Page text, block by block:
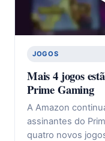
JOGOS
Mais 4 jogos
Prime Gaming
A Amazon
assinantes do
quatro novos